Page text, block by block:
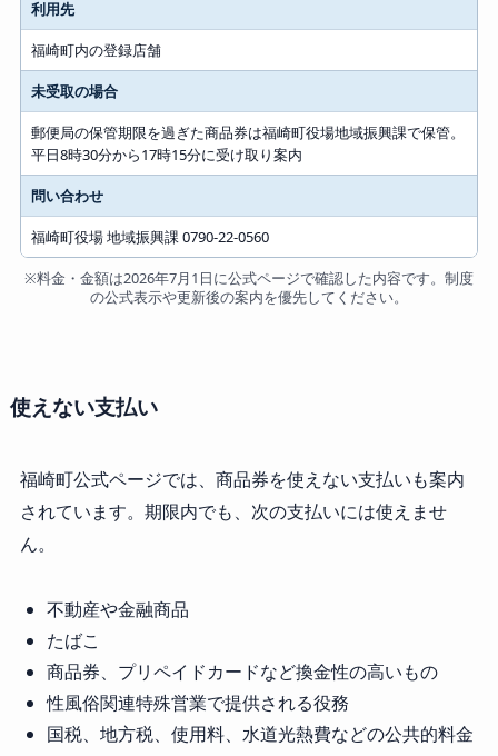
利用先
福崎町内の登録店舗
未受取の場合
郵便局の保管期限を過ぎた商品券は福崎町役場地域振興課で保管。
平日8時30分から17時15分に受け取り案内
問い合わせ
福崎町役場 地域振興課 0790-22-0560
※料金・金額は2026年7月1日に公式ページで確認した内容です。制度
の公式表示や更新後の案内を優先してください。
使えない支払い
福崎町公式ページでは、商品券を使えない支払いも案内
されています。期限内でも、次の支払いには使えませ
ん。
不動産や金融商品
たばこ
商品券、プリペイドカードなど換金性の高いもの
性風俗関連特殊営業で提供される役務
国税、地方税、使用料、水道光熱費などの公共的料金